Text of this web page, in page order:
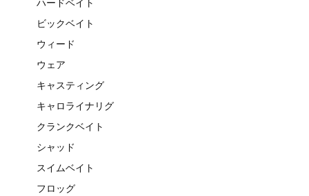
ビックベイト
ウィード
ウェア
キャスティング
キャロライナリグ
クランクベイト
シャッド
スイムベイト
フロッグ